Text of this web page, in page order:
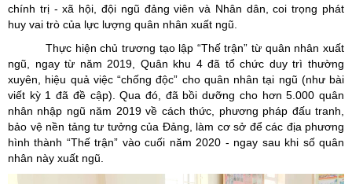
chính trị - xã hội, đội ngũ đảng viên và Nhân dân, coi trọng phát
huy vai trò của lực lượng quân nhân xuất ngũ.
Thực hiện chủ trương tạo lập “Thế trận” từ quân nhân xuất
ngũ, ngay từ năm 2019, Quân khu 4 đã tổ chức duy trì thường
xuyên, hiệu quả việc “chống độc” cho quân nhân tại ngũ (như bài
viết kỳ 1 đã đề cập). Qua đó, đã bồi dưỡng cho hơn 5.000 quân
nhân nhập ngũ năm 2019 về cách thức, phương pháp đấu tranh,
bảo vệ nền tảng tư tưởng của Đảng, làm cơ sở để các địa phương
hình thành “Thế trận” vào cuối năm 2020 - ngay sau khi số quân
nhân này xuất ngũ.